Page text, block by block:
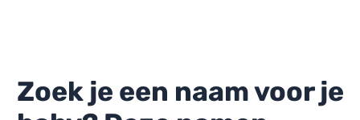
Zoek je een naam voor je